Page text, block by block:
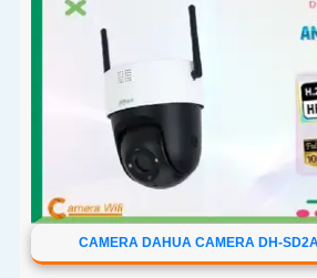
CAMERA DAHUA CAMERA DH-